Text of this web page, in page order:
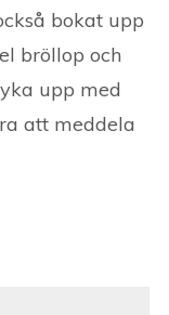
bokat upp
bröllop och
upp med
att meddela